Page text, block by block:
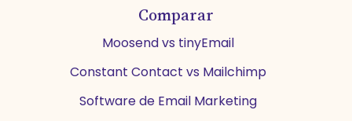
Comparar
Moosend vs tinyEmail
Constant Contact vs Mailchimp
Software de Email Marketing